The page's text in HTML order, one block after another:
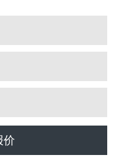
价